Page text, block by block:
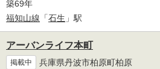
築69年
福知山線 「石生 」駅
アーバンライフ本町
掲載中 兵庫県丹波市柏原町柏原